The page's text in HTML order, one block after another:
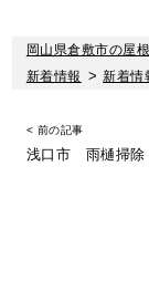
岡山県倉敷市の屋
新着情報 >新着情
< 前の記事
浅口市 雨樋掃除